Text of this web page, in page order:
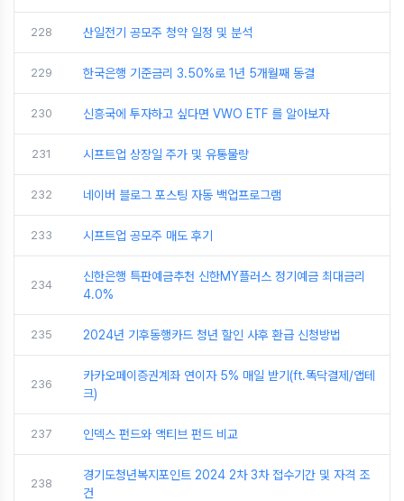
228 산일전기 공모주 청약 일정 및 분석
229 한국은행 기준금리 3.50%로 1년 5개월째 동결
230 신흥국에 투자하고 싶다면 VWO ETF 를 알아보자
231 시프트업 상장일 주가 및 유통물량
232 네이버 블로그 포스팅 자동 백업프로그램
233 시프트업 공모주 매도 후기
234
신한은행 특판예금추천 신한MY플러스 정기예금 최대금리
4.0%
235 2024년 기후동행카드 청년 할인 사후 환급 신청방법
236
카카오페이증권계좌 연이자 5% 매일 받기(ft.똑닥결제/앱테
크)
237 인덱스 펀드와 액티브 펀드 비교
238
경기도청년복지포인트 2024 2차 3차 접수기간 및 자격 조
건